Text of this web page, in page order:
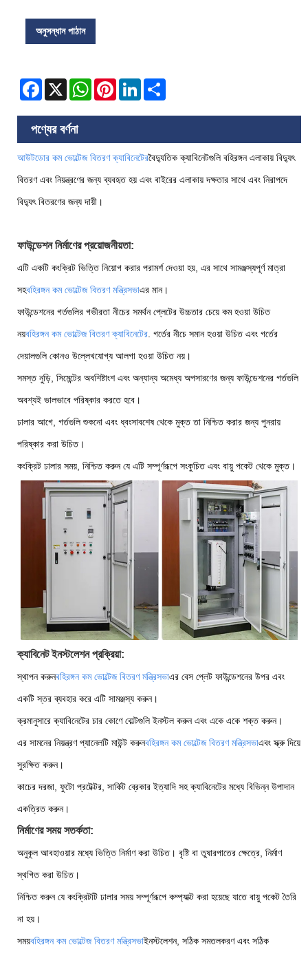
অনুসন্ধান পাঠান
Facebook
X WhatsAppPinterestLinkedIn
পণ্যের বর্ণনা
আউটডোর কম ভোল্টেজ বিতরণ ক্যাবিনেটেরবৈদ্যুতিক ক্যাবিনেটগুলি বহিরঙ্গন এলাকায় বিদ্যুৎ
বিতরণ এবং নিয়ন্ত্রণের জন্য ব্যবহৃত হয় এবং বাইরের এলাকায় দক্ষতার সাথে এবং নিরাপদে
বিদ্যুৎ বিতরণের জন্য দায়ী।
ফাউন্ডেশন নির্মাণের প্রয়োজনীয়তা:
এটি একটি কংক্রিট ভিত্তি নিয়োগ করার পরামর্শ দেওয়া হয়, এর সাথে সামঞ্জস্যপূর্ণ মাত্রা
সহবহিরঙ্গন কম ভোল্টেজ বিতরণ মন্ত্রিসভাএর মান।
ফাউন্ডেশনের গর্তগুলির গভীরতা নীচের সমর্থন প্লেটের উচ্চতার চেয়ে কম হওয়া উচিত
নয়বহিরঙ্গন কম ভোল্টেজ বিতরণ ক্যাবিনেটের . গর্তের নীচে সমান হওয়া উচিত এবং গর্তের
দেয়ালগুলি কোনও উল্লেখযোগ্য আলগা হওয়া উচিত নয়।
সমস্ত নুড়ি, সিমেন্টের অবশিষ্টাংশ এবং অন্যান্য অমেধ্য অপসারণের জন্য ফাউন্ডেশনের গর্তগুলি
অবশ্যই ভালভাবে পরিষ্কার করতে হবে।
ঢালার আগে, গর্তগুলি শুকনো এবং ধ্বংসাবশেষ থেকে মুক্ত তা নিশ্চিত করার জন্য পুনরায়
পরিষ্কার করা উচিত।
কংক্রিট ঢালার সময়, নিশ্চিত করুন যে এটি সম্পূর্ণরূপে সংকুচিত এবং বায়ু পকেট থেকে মুক্ত।
ক্যাবিনেট ইনস্টলেশন প্রক্রিয়া:
স্থাপন করুনবহিরঙ্গন কম ভোল্টেজ বিতরণ মন্ত্রিসভাএর বেস প্লেট ফাউন্ডেশনের উপর এবং
একটি স্তর ব্যবহার করে এটি সামঞ্জস্য করুন।
ক্রমানুসারে ক্যাবিনেটের চার কোণে বোল্টগুলি ইনস্টল করুন এবং একে একে শক্ত করুন।
এর সামনের নিয়ন্ত্রণ প্যানেলটি মাউন্ট করুনবহিরঙ্গন কম ভোল্টেজ বিতরণ মন্ত্রিসভাএবং স্ক্রু দিয়ে
সুরক্ষিত করুন।
কাচের দরজা, ফুটো প্রটেক্টর, সার্কিট ব্রেকার ইত্যাদি সহ ক্যাবিনেটের মধ্যে বিভিন্ন উপাদান
একত্রিত করুন।
নির্মাণের সময় সতর্কতা:
অনুকূল আবহাওয়ার মধ্যে ভিত্তি নির্মাণ করা উচিত। বৃষ্টি বা তুষারপাতের ক্ষেত্রে, নির্মাণ
স্থগিত করা উচিত।
নিশ্চিত করুন যে কংক্রিটটি ঢালার সময় সম্পূর্ণরূপে কম্প্যাক্ট করা হয়েছে যাতে বায়ু পকেট তৈরি
না হয়।
সময়বহিরঙ্গন কম ভোল্টেজ বিতরণ মন্ত্রিসভাইনস্টলেশন, সঠিক সমতলকরণ এবং সঠিক